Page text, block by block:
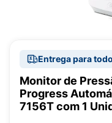
Entrega para
Monitor de
Progress
7156T com 1